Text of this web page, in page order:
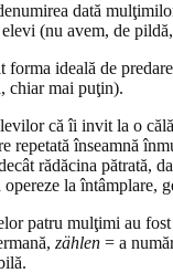
dată
(nu avem, de
forma ideală de
chiar mai puţin).
că îi invit la o
repetată înseamnă
rădăcina pătrată,
opereze la întâmplare,
patru mulţimi au
zählen = a